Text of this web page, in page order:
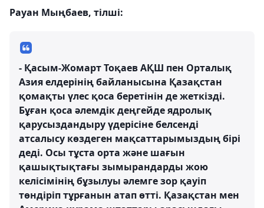
Рауан Мыңбаев, тілші:
- Қасым-Жомарт Тоқаев АҚШ пен Орталық
Азия елдерінің байланысына Қазақстан
қомақты үлес қоса беретінін де жеткізді.
Бұған қоса әлемдік деңгейде ядролық
қарусыздандыру үдерісіне белсенді
атсалысу көздеген мақсаттарымыздың бірі
деді. Осы тұста орта және шағын
қашықтықтағы зымырандарды жою
келісімінің бұзылуы әлемге зор қауіп
төндіріп тұрғанын атап өтті. Қазақстан мен